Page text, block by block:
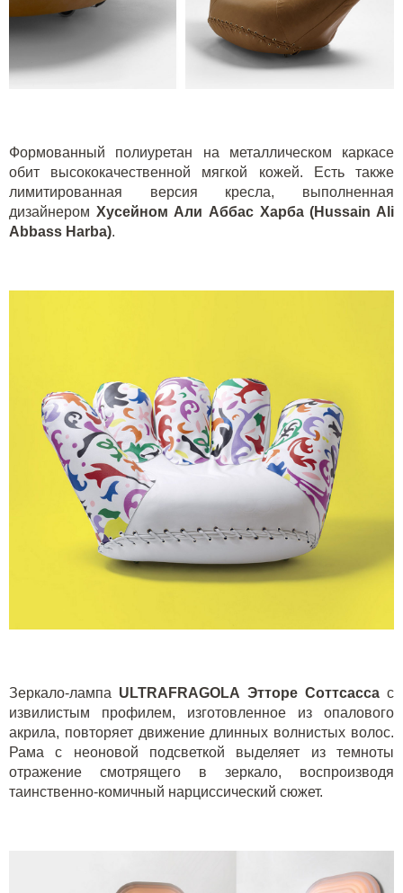
Формованный полиуретан на металлическом каркасе
обит высококачественной мягкой кожей. Есть также
лимитированная версия кресла, выполненная
дизайнером Хусейном Али Аббас Харба (Hussain Ali
Abbass Harba).
Зеркало-лампа ULTRAFRAGOLA Этторе Соттсассас
извилистым профилем, изготовленное из опалового
акрила, повторяет движение длинных волнистых волос.
Рама с неоновой подсветкой выделяет из темноты
отражение смотрящего в зеркало, воспроизводя
таинственно-комичный нарциссический сюжет.